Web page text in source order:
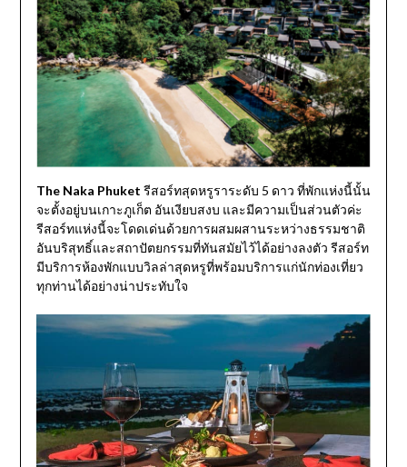
The Naka Phuket รีสอร์ทสุดหรูราระดับ 5 ดาว ที่พักแห่งนี้นั้น
จะตั้งอยู่บนเกาะภูเก็ต อันเงียบสงบ และมีความเป็นส่วนตัวค่ะ
รีสอร์ทแห่งนี้จะโดดเด่นด้วยการผสมผสานระหว่างธรรมชาติ
อันบริสุทธิ์และสถาปัตยกรรมที่ทันสมัยไว้ได้อย่างลงตัว รีสอร์ท
มีบริการห้องพักแบบวิลล่าสุดหรูที่พร้อมบริการแก่นักท่องเที่ยว
ทุกท่านได้อย่างน่าประทับใจ